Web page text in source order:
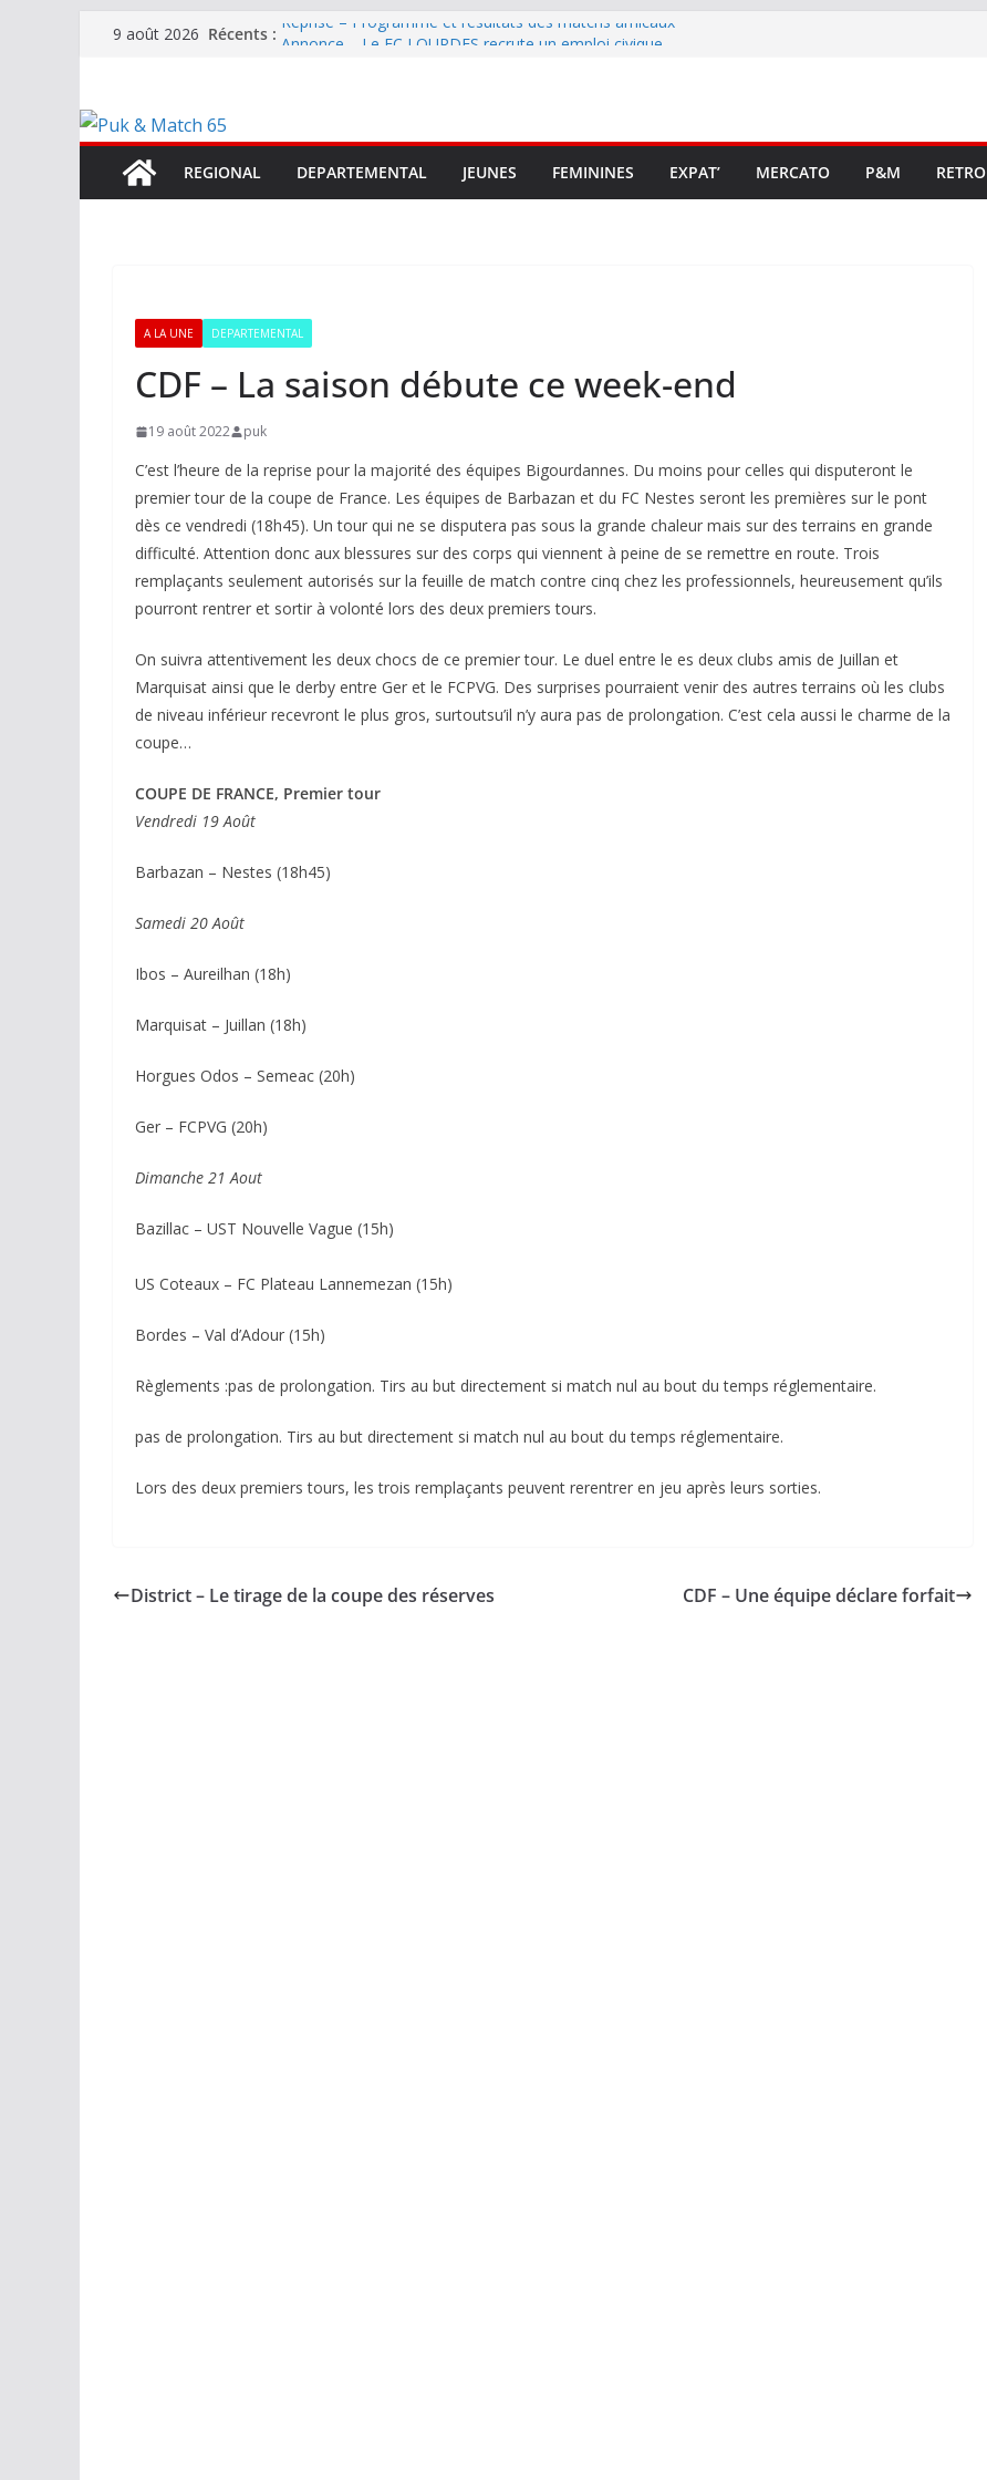
Passer9 août 2026 Récents : Reprise – Programme et résultats des matchs amicaux
terrain d’expression au HOFC
REGIONAL
DEPARTEMENTAL JEUNES FEMININES EXPAT’ MERCATO P&M RETRO
A LA UNE DEPARTEMENTAL
CDF – La saison débute ce week-end
19 août 2022 puk
C’est l’heure de la reprise pour la majorité des équipes Bigourdannes. Du moins pour celles qui disputeront le
premier tour de la coupe de France. Les équipes de Barbazan et du FC Nestes seront les premières sur le pont
dès ce vendredi (18h45). Un tour qui ne se disputera pas sous la grande chaleur mais sur des terrains en grande
difficulté. Attention donc aux blessures sur des corps qui viennent à peine de se remettre en route. Trois
remplaçants seulement autorisés sur la feuille de match contre cinq chez les professionnels, heureusement qu’ils
pourront rentrer et sortir à volonté lors des deux premiers tours.
On suivra attentivement les deux chocs de ce premier tour. Le duel entre le es deux clubs amis de Juillan et
Marquisat ainsi que le derby entre Ger et le FCPVG. Des surprises pourraient venir des autres terrains où les clubs
de niveau inférieur recevront le plus gros, surtoutsu’il n’y aura pas de prolongation. C’est cela aussi le charme de la
coupe…
COUPE DE FRANCE, Premier tour
Vendredi 19 Août
Barbazan – Nestes (18h45)
Samedi 20 Août
Ibos – Aureilhan (18h)
Marquisat – Juillan (18h)
Horgues Odos – Semeac (20h)
Ger – FCPVG (20h)
Dimanche 21 Aout
Bazillac – UST Nouvelle Vague (15h)
US Coteaux – FC Plateau Lannemezan (15h)
Bordes – Val d’Adour (15h)
Règlements :pas de prolongation. Tirs au but directement si match nul au bout du temps réglementaire.
pas de prolongation. Tirs au but directement si match nul au bout du temps réglementaire.
Lors des deux premiers tours, les trois remplaçants peuvent rerentrer en jeu après leurs sorties.
District – Le tirage de la coupe des réserves CDF – Une équipe déclare forfait